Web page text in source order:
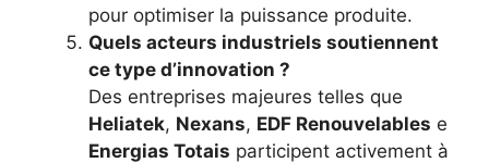
pour optimiser la puissance produite.
Quels acteurs industriels soutiennent
ce type d’innovation ?
Des entreprises majeures telles que
Heliatek, Nexans, EDF Renouvelables e
Energias Totais participent activement à